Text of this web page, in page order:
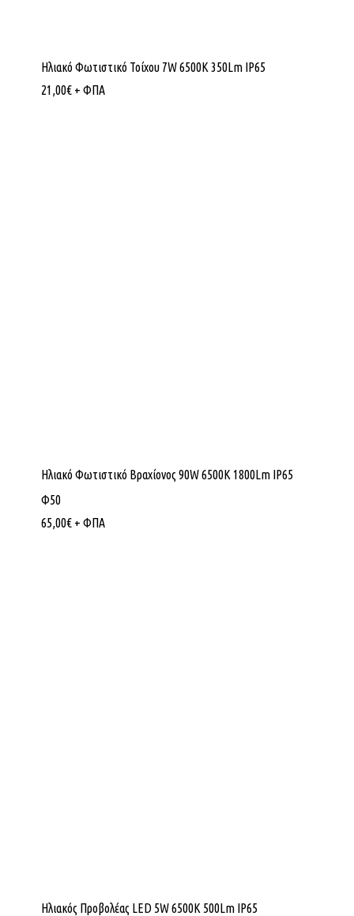
Ηλιακό Φωτιστικό Τοίχου 7W 6500K 350Lm IP65
21,00€ + ΦΠΑ
Ηλιακό Φωτιστικό Βραχίονος 90W 6500K 1800Lm IP65
Φ50
65,00€ + ΦΠΑ
Ηλιακός Προβολέας LED 5W 6500K 500Lm IP65